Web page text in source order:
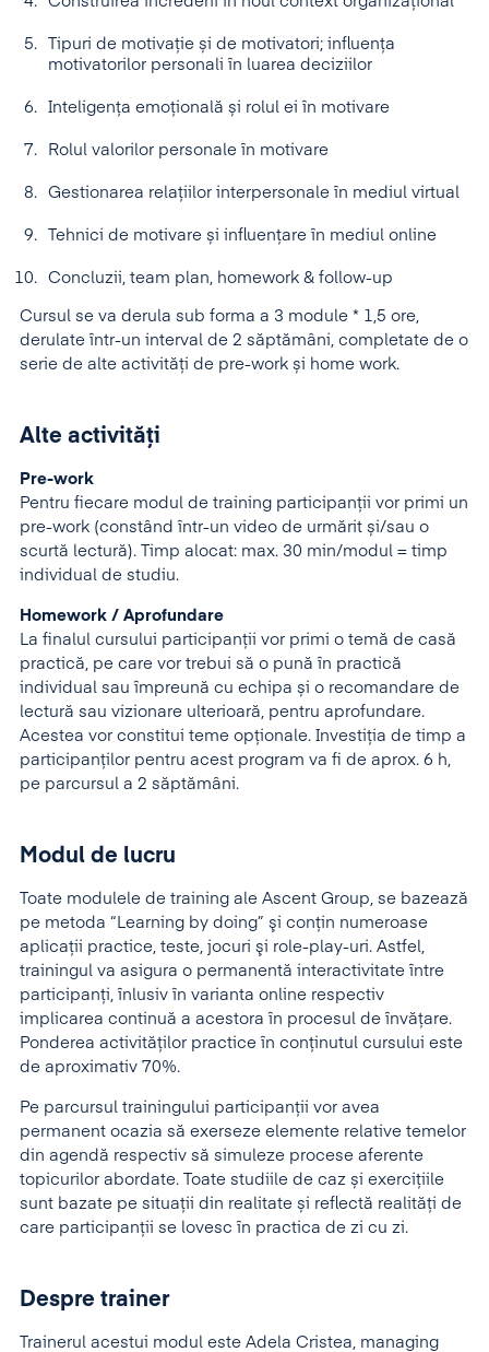
Tipuri de motivație și de motivatori; influenţa
motivatorilor personali în luarea deciziilor
Inteligența emoțională și rolul ei în motivare
Rolul valorilor personale în motivare
Gestionarea relaţiilor interpersonale în mediul virtual
Tehnici de motivare și influențare în mediul online
Concluzii, team plan, homework & follow-up
Cursul se va derula sub forma a 3 module * 1,5 ore,
derulate într-un interval de 2 săptămâni, completate de o
serie de alte activități de pre-work și home work.
Alte activități
Pre-work
Pentru fiecare modul de training participanții vor primi un
pre-work (constând într-un video de urmărit și/sau o
scurtă lectură). Timp alocat: max. 30 min/modul = timp
individual de studiu.
Homework / Aprofundare
La finalul cursului participanții vor primi o temă de casă
practică, pe care vor trebui să o pună în practică
individual sau împreună cu echipa și o recomandare de
lectură sau vizionare ulterioară, pentru aprofundare.
Acestea vor constitui teme opționale. Investiția de timp a
participanților pentru acest program va fi de aprox. 6 h,
pe parcursul a 2 săptămâni.
Modul de lucru
Toate modulele de training ale Ascent Group, se bazează
pe metoda “Learning by doing” şi conţin numeroase
aplicaţii practice, teste, jocuri şi role-play-uri. Astfel,
trainingul va asigura o permanentă interactivitate între
participanţi, înlusiv în varianta online respectiv
implicarea continuă a acestora în procesul de învăţare.
Ponderea activităţilor practice în conţinutul cursului este
de aproximativ 70%.
Pe parcursul trainingului participanţii vor avea
permanent ocazia să exerseze elemente relative temelor
din agendă respectiv să simuleze procese aferente
topicurilor abordate. Toate studiile de caz și exercițiile
sunt bazate pe situații din realitate și reflectă realități de
care participanții se lovesc în practica de zi cu zi.
Despre trainer
Trainerul acestui modul este Adela Cristea, managing